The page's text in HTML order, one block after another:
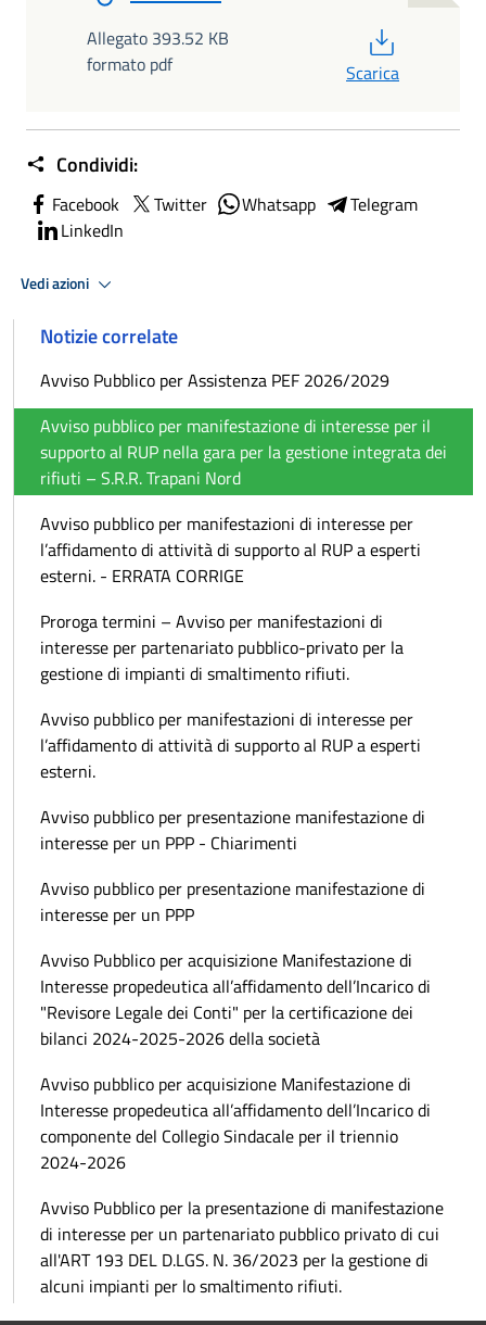
Allegato 393.52 KB
formato pdf
Scarica
Condividi:
Facebook Twitter Whatsapp
Telegram
LinkedIn
Vedi azioni
Notizie correlate
Avviso Pubblico per Assistenza PEF 2026/2029
Avviso pubblico per manifestazione di interesse per il
supporto al RUP nella gara per la gestione integrata dei
rifiuti – S.R.R. Trapani Nord
Avviso pubblico per manifestazioni di interesse per
l’affidamento di attività di supporto al RUP a esperti
esterni. - ERRATA CORRIGE
Proroga termini – Avviso per manifestazioni di
interesse per partenariato pubblico-privato per la
gestione di impianti di smaltimento rifiuti.
Avviso pubblico per manifestazioni di interesse per
l’affidamento di attività di supporto al RUP a esperti
esterni.
Avviso pubblico per presentazione manifestazione di
interesse per un PPP - Chiarimenti
Avviso pubblico per presentazione manifestazione di
interesse per un PPP
Avviso Pubblico per acquisizione Manifestazione di
Interesse propedeutica all’affidamento dell’Incarico di
"Revisore Legale dei Conti" per la certificazione dei
bilanci 2024-2025-2026 della società
Avviso pubblico per acquisizione Manifestazione di
Interesse propedeutica all’affidamento dell’Incarico di
componente del Collegio Sindacale per il triennio
2024-2026
Avviso Pubblico per la presentazione di manifestazione
di interesse per un partenariato pubblico privato di cui
all'ART 193 DEL D.LGS. N. 36/2023 per la gestione di
alcuni impianti per lo smaltimento rifiuti.